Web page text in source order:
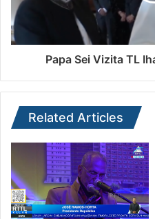
Papa Sei Vizita TL
Related Articles